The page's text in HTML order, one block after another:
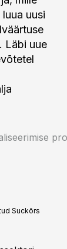
uusi
Läbi uue
Suckõrs